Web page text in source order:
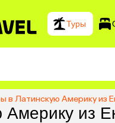
Туры
в Латинскую Америку из
Америку из